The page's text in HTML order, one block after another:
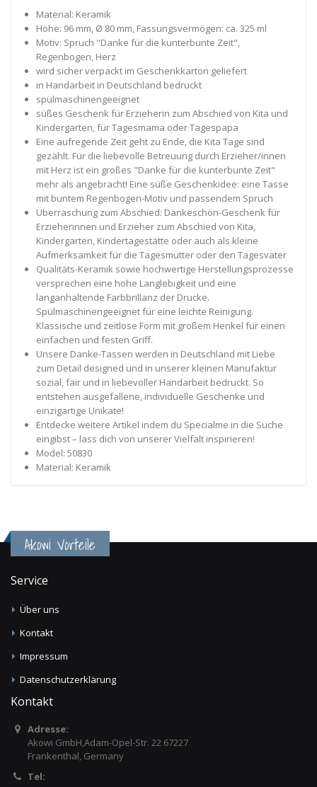
Material: Keramik
Höhe: 96 mm, Ø 80 mm, Fassungsvermögen: ca. 325 ml
Motiv: Spruch "Danke für die kunterbunte Zeit",
Regenbogen, Herz
wird sicher verpackt im Geschenkkarton geliefert
in Handarbeit in Deutschland bedruckt
spülmaschinengeeignet
süßes Geschenk für Erzieherin zum Abschied von Kita und
Kindergarten, für Tagesmama oder Tagespapa
Eine aufregende Zeit geht zu Ende, die Kita Tage sind
gezählt. Für die liebevolle Betreuung durch Erzieher/innen
mit Herz ist ein großes "Danke für die kunterbunte Zeit"
mehr als angebracht! Eine süße Geschenkidee: eine Tasse
mit buntem Regenbogen-Motiv und passendem Spruch
Überraschung zum Abschied: Dankeschön-Geschenk für
Erzieherinnen und Erzieher zum Abschied von Kita,
Kindergarten, Kindertagestätte oder auch als kleine
Aufmerksamkeit für die Tagesmutter oder den Tagesvater
Qualitäts-Keramik sowie hochwertige Herstellungsprozesse
versprechen eine hohe Langlebigkeit und eine
langanhaltende Farbbrillanz der Drucke.
Spülmaschinengeeignet für eine leichte Reinigung.
Klassische und zeitlose Form mit großem Henkel für einen
einfachen und festen Griff.
Unsere Danke-Tassen werden in Deutschland mit Liebe
zum Detail designed und in unserer kleinen Manufaktur
sozial, fair und in liebevoller Handarbeit bedruckt. So
entstehen ausgefallene, individuelle Geschenke und
einzigartige Unikate!
Entdecke weitere Artikel indem du Specialme in die Suche
eingibst – lass dich von unserer Vielfalt inspirieren!
Model: 50830
Material: Keramik
Akowi Vorteile
Service
Über uns
Kontakt
Impressum
Datenschutzerklärung
Kontakt
Adresse:
Akowi GmbH,Adam-Opel-Str. 22 67227
Frankenthal, Germany
Tel: